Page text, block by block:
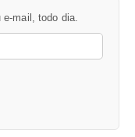
mail, todo dia.